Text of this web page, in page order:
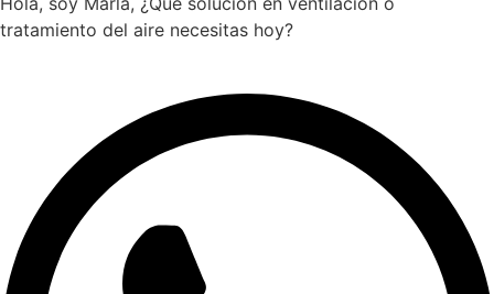
tratamiento del aire necesitas hoy?